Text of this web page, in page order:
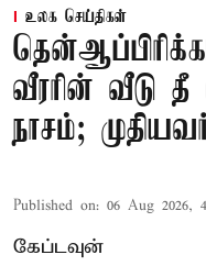
உலக செய்திகள்
வீரரின் வீடு தீ
நாசம்;
Published on: 06 Aug 2026,
கேப்டவுன்